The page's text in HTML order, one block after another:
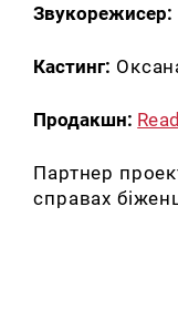
Звукорежисер:
Кастинг:
Продакшн:
Партнер
справах